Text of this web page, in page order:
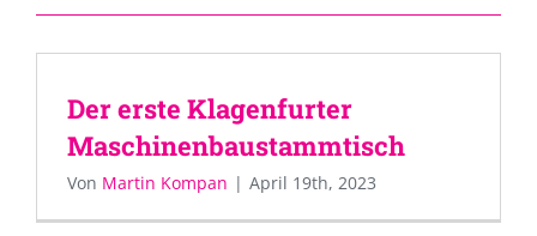
Der erste Klagenfurter
Maschinenbaustammtisch
Von Martin Kompan | April 19th, 2023